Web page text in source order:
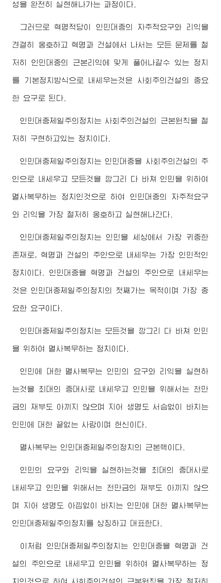
성을 완전히 실현해나가는 과정이다.
그러므로 혁명적당이 인민대중의 자주적요구와 리익을
견결히 옹호하고 혁명과 건설에서 나서는 모든 문제를 철
저히 인민대중의 근본리익에 맞게 풀어나갈수 있는 정치
를 기본정치방식으로 내세우는것은 사회주의건설의 중요
한 요구로 된다.
인민대중제일주의정치는 사회주의건설의 근본원칙을 철
저히 구현하고있는 정치이다.
인민대중제일주의정치는 인민대중을 사회주의건설의 주
인으로 내세우고 모든것을 깡그리 다 바쳐 인민을 위하여
멸사복무하는 정치인것으로 하여 인민대중의 자주적요구
와 리익을 가장 철저히 옹호하고 실현해나간다.
인민대중제일주의정치는 인민을 세상에서 가장 귀중한
존재로, 혁명과 건설의 주인으로 내세우는 가장 인민적인
정치이다. 인민대중을 혁명과 건설의 주인으로 내세우는
것은 인민대중제일주의정치의 첫째가는 목적이며 가장 중
요한 요구이다.
인민대중제일주의정치는 모든것을 깡그리 다 바쳐 인민
을 위하여 멸사복무하는 정치이다.
인민에 대한 멸사복무는 인민의 요구와 리익을 실현하
는것을 최대의 중대사로 내세우고 인민을 위해서는 천만
금의 재부도 아끼지 않으며 지어 생명도 서슴없이 바치는
인민에 대한 끝없는 사랑이며 헌신이다.
멸사복무는 인민대중제일주의정치의 근본핵이다.
인민의 요구와 리익을 실현하는것을 최대의 중대사로
내세우고 인민을 위해서는 천만금의 재부도 아끼지 않으
며 지어 생명도 아낌없이 바치는 인민에 대한 멸사복무는
인민대중제일주의정치를 상징하고 대표한다.
이처럼 인민대중제일주의정치는 인민대중을 혁명과 건
설의 주인으로 내세우고 인민을 위하여 멸사복무하는 정
치인것으로 하여 사회주의건설의 근본원칙을 가장 철저히